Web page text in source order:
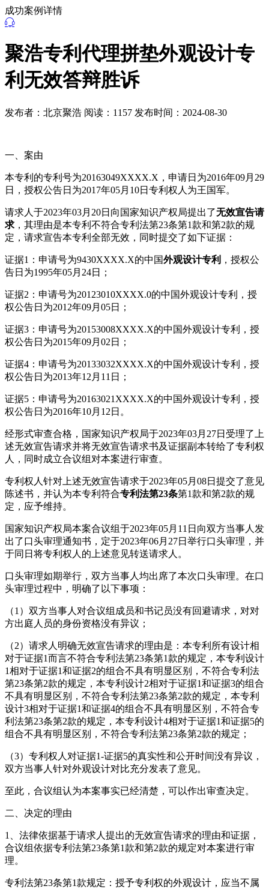
成功案例详情
聚浩专利代理拼垫外观设计专
利无效答辩胜诉
发布者：北京聚浩 阅读：1157 发布时间：2024-08-30
一、案由
本专利的专利号为20163049XXXX.X，申请日为2016年09月29
日，授权公告日为2017年05月10日专利权人为王国军。
请求人于2023年03月20日向国家知识产权局提出了无效宣告请
求 ，其理由是本专利不符合专利法第23条第1款和第2款的规
定，请求宣告本专利全部无效，同时提交了如下证据：
证据1：申请号为9430XXXX.X的中国外观设计专利 ，授权公
告日为1995年05月24日；
证据2：申请号为20123010XXXX.0的中国外观设计专利，授
权公告日为2012年09月05日；
证据3：申请号为20153008XXXX.X的中国外观设计专利，授
权公告日为2015年09月02日；
证据4：申请号为20133032XXXX.X的中国外观设计专利，授
权公告日为2013年12月11日；
证据5：申请号为20163021XXXX.X的中国外观设计专利，授
权公告日为2016年10月12日。
经形式审查合格，国家知识产权局于2023年03月27日受理了上
述无效宣告请求并将无效宣告请求书及证据副本转给了专利权
人，同时成立合议组对本案进行审查。
专利权人针对上述无效宣告请求于2023年05月08日提交了意见
陈述书，并认为本专利符合专利法第23条第1款和第2款的规
定，应予维持。
国家知识产权局本案合议组于2023年05月11日向双方当事人发
出了口头审理通知书，定于2023年06月27日举行口头审理，并
于同日将专利权人的上述意见转送请求人。
口头审理如期举行，双方当事人均出席了本次口头审理。在口
头审理过程中，明确了以下事项：
（1）双方当事人对合议组成员和书记员没有回避请求，对对
方出庭人员的身份资格没有异议；
（2）请求人明确无效宣告请求的理由是：本专利所有设计相
对于证据1而言不符合专利法第23条第1款的规定，本专利设计
1相对于证据1和证据2的组合不具有明显区别，不符合专利法
第23条第2款的规定，本专利设计2相对于证据1和证据3的组合
不具有明显区别，不符合专利法第23条第2款的规定，本专利
设计3相对于证据1和证据4的组合不具有明显区别，不符合专
利法第23条第2款的规定，本专利设计4相对于证据1和证据5的
组合不具有明显区别，不符合专利法第23条第2款的规定；
（3）专利权人对证据1-证据5的真实性和公开时间没有异议，
双方当事人针对外观设计对比充分发表了意见。
至此，合议组认为本案事实已经清楚，可以作出审查决定。
二、决定的理由
1、法律依据基于请求人提出的无效宣告请求的理由和证据，
合议组依据专利法第23条第1款和第2款的规定对本案进行审
理。
专利法第23条第1款规定：授予专利权的外观设计，应当不属